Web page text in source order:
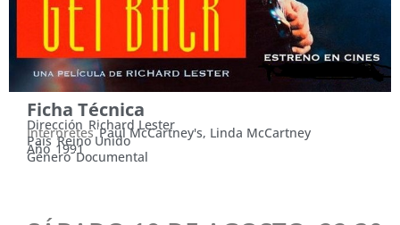
Ficha Técnica
Dirección Richard Lester
Intérpretes Paul McCartney's, Linda McCartney
País Reino Unido
Año 1991
Género Documental